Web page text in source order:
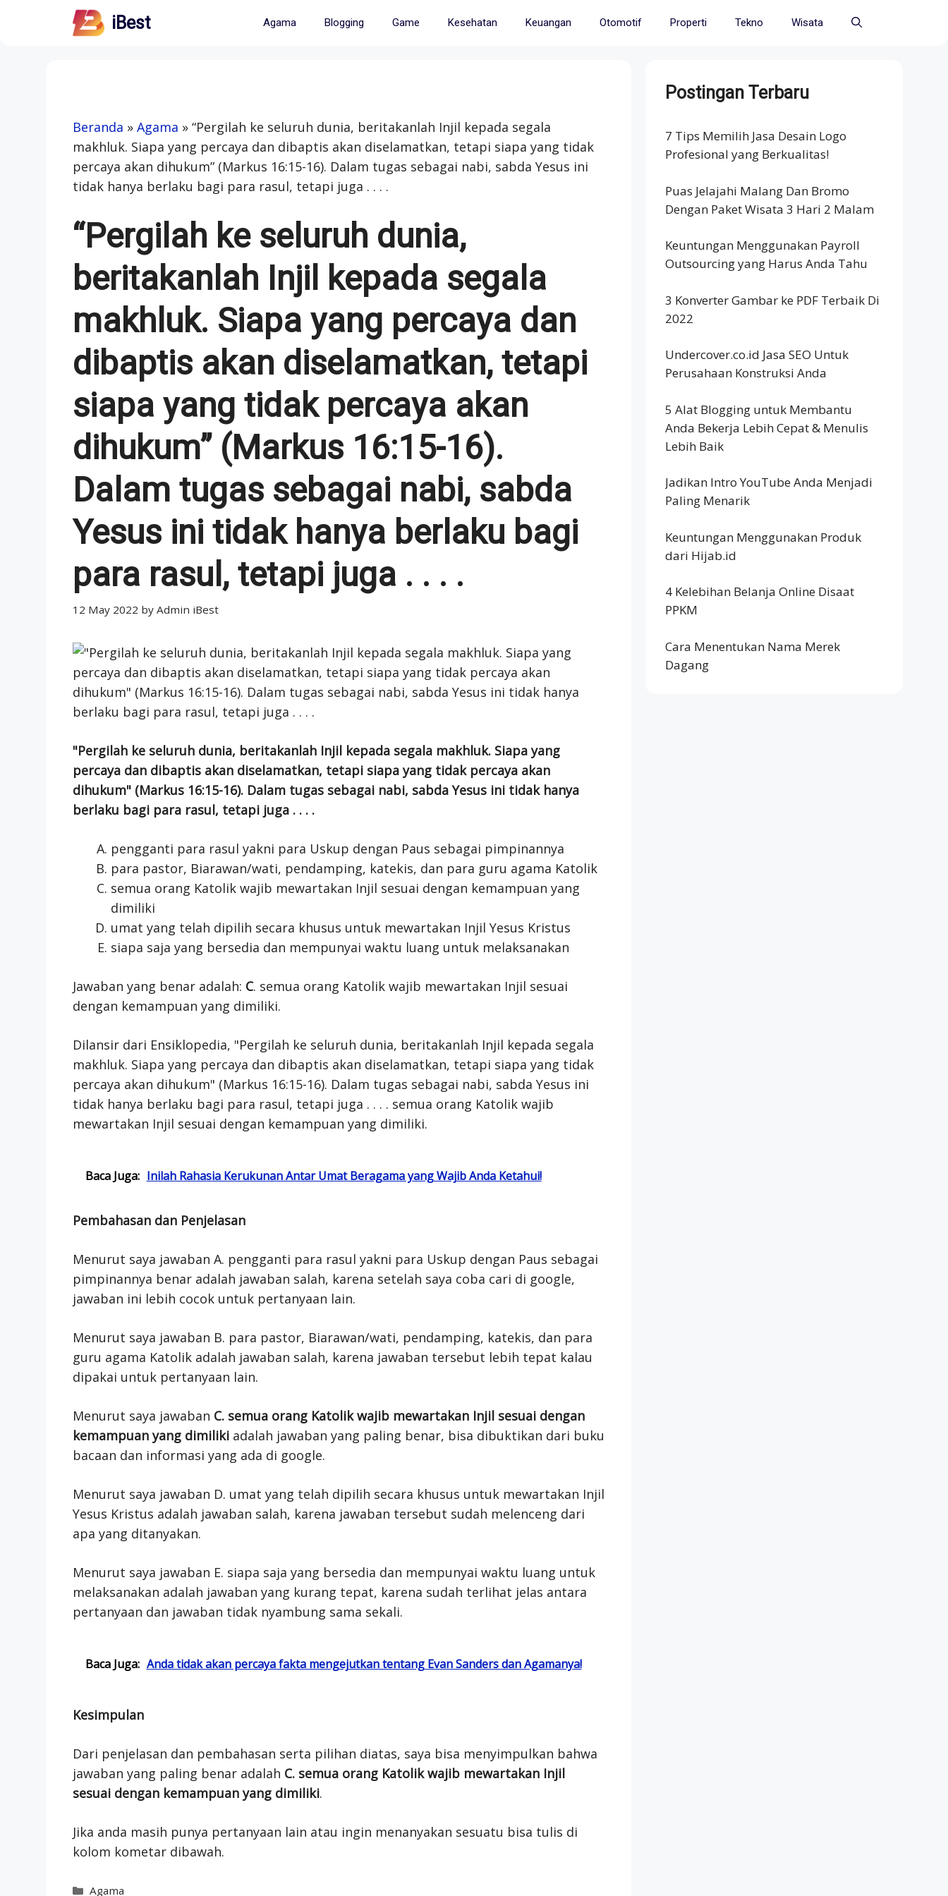
iBest Agama Blogging Game Kesehatan Keuangan Otomotif Properti Tekno Wisata
Beranda » Agama » “Pergilah ke seluruh dunia, beritakanlah Injil kepada segala
makhluk. Siapa yang percaya dan dibaptis akan diselamatkan, tetapi siapa yang tidak
percaya akan dihukum” (Markus 16:15-16). Dalam tugas sebagai nabi, sabda Yesus ini
tidak hanya berlaku bagi para rasul, tetapi juga . . . .
“Pergilah ke seluruh dunia,
beritakanlah Injil kepada segala
makhluk. Siapa yang percaya dan
dibaptis akan diselamatkan, tetapi
siapa yang tidak percaya akan
dihukum” (Markus 16:15-16).
Dalam tugas sebagai nabi, sabda
Yesus ini tidak hanya berlaku bagi
para rasul, tetapi juga . . . .
12 May 2022 by Admin iBest
"Pergilah ke seluruh dunia, beritakanlah Injil kepada segala makhluk. Siapa yang
percaya dan dibaptis akan diselamatkan, tetapi siapa yang tidak percaya akan
dihukum" (Markus 16:15-16). Dalam tugas sebagai nabi, sabda Yesus ini tidak hanya
berlaku bagi para rasul, tetapi juga . . . .
pengganti para rasul yakni para Uskup dengan Paus sebagai pimpinannya
para pastor, Biarawan/wati, pendamping, katekis, dan para guru agama Katolik
semua orang Katolik wajib mewartakan Injil sesuai dengan kemampuan yang
dimiliki
umat yang telah dipilih secara khusus untuk mewartakan Injil Yesus Kristus
siapa saja yang bersedia dan mempunyai waktu luang untuk melaksanakan
Jawaban yang benar adalah: C. semua orang Katolik wajib mewartakan Injil sesuai
dengan kemampuan yang dimiliki.
Dilansir dari Ensiklopedia, "Pergilah ke seluruh dunia, beritakanlah Injil kepada segala
makhluk. Siapa yang percaya dan dibaptis akan diselamatkan, tetapi siapa yang tidak
percaya akan dihukum" (Markus 16:15-16). Dalam tugas sebagai nabi, sabda Yesus ini
tidak hanya berlaku bagi para rasul, tetapi juga . . . . semua orang Katolik wajib
mewartakan Injil sesuai dengan kemampuan yang dimiliki.
Baca Juga: Inilah Rahasia Kerukunan Antar Umat Beragama yang Wajib Anda Ketahui!
Pembahasan dan Penjelasan
Menurut saya jawaban A. pengganti para rasul yakni para Uskup dengan Paus sebagai
pimpinannya benar adalah jawaban salah, karena setelah saya coba cari di google,
jawaban ini lebih cocok untuk pertanyaan lain.
Menurut saya jawaban B. para pastor, Biarawan/wati, pendamping, katekis, dan para
guru agama Katolik adalah jawaban salah, karena jawaban tersebut lebih tepat kalau
dipakai untuk pertanyaan lain.
Menurut saya jawaban C. semua orang Katolik wajib mewartakan Injil sesuai dengan
kemampuan yang dimilikiadalah jawaban yang paling benar, bisa dibuktikan dari buku
bacaan dan informasi yang ada di google.
Menurut saya jawaban D. umat yang telah dipilih secara khusus untuk mewartakan Injil
Yesus Kristus adalah jawaban salah, karena jawaban tersebut sudah melenceng dari
apa yang ditanyakan.
Menurut saya jawaban E. siapa saja yang bersedia dan mempunyai waktu luang untuk
melaksanakan adalah jawaban yang kurang tepat, karena sudah terlihat jelas antara
pertanyaan dan jawaban tidak nyambung sama sekali.
Baca Juga: Anda tidak akan percaya fakta mengejutkan tentang Evan Sanders dan Agamanya!
Kesimpulan
Dari penjelasan dan pembahasan serta pilihan diatas, saya bisa menyimpulkan bahwa
jawaban yang paling benar adalah C. semua orang Katolik wajib mewartakan Injil
sesuai dengan kemampuan yang dimiliki.
Jika anda masih punya pertanyaan lain atau ingin menanyakan sesuatu bisa tulis di
kolom kometar dibawah.
Categories
Agama
Postingan Terbaru
7 Tips Memilih Jasa Desain Logo
Profesional yang Berkualitas!
Puas Jelajahi Malang Dan Bromo
Dengan Paket Wisata 3 Hari 2 Malam
Keuntungan Menggunakan Payroll
Outsourcing yang Harus Anda Tahu
3 Konverter Gambar ke PDF Terbaik Di
2022
Undercover.co.id Jasa SEO Untuk
Perusahaan Konstruksi Anda
5 Alat Blogging untuk Membantu
Anda Bekerja Lebih Cepat & Menulis
Lebih Baik
Jadikan Intro YouTube Anda Menjadi
Paling Menarik
Keuntungan Menggunakan Produk
dari Hijab.id
4 Kelebihan Belanja Online Disaat
PPKM
Cara Menentukan Nama Merek
Dagang